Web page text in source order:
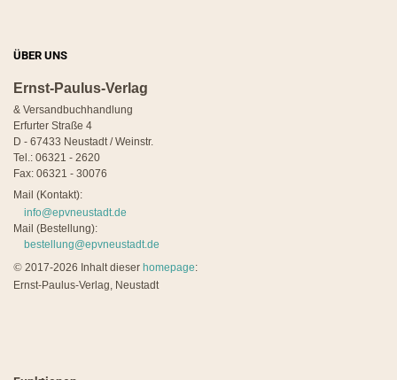
ÜBER UNS
Ernst-Paulus-Verlag
& Versandbuchhandlung
Erfurter Straße 4
D - 67433 Neustadt / Weinstr.
Tel.: 06321 - 2620
Fax: 06321 - 30076
Mail (Kontakt):
info@epvneustadt.de
Mail (Bestellung):
bestellung@epvneustadt.de
© 2017-2026 Inhalt dieser homepage:
Ernst-Paulus-Verlag, Neustadt